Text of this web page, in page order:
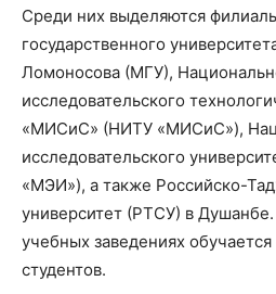
Среди них выделяются
государственного
Ломоносова (МГУ),
исследовательского
«МИСиС» (НИТУ «МИСиС»),
исследовательского
«МЭИ»), а также Российско-
университет (РТСУ) в Душанбе.
учебных заведениях
студентов. ​